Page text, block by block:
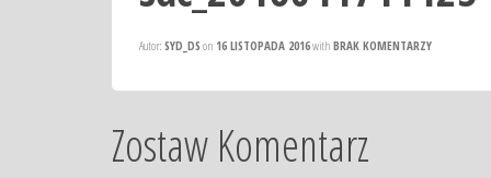
Autor: SYD_DS on 16 LISTOPADA 2016with BRAK KOMENTARZY
Zostaw Komentarz